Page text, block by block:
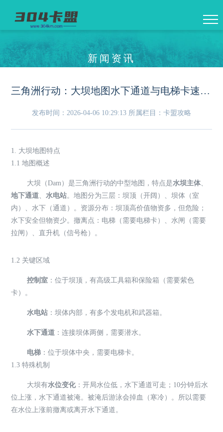
新闻资讯
三角洲行动：大坝地图水下通道与电梯卡速刷机密任务全攻略
发布时间：2026-04-06 10:29:13 所属栏目：卡盟攻略
1. 大坝地图特点
1.1 地图概述
大坝（Dam）是三角洲行动的中型地图，特点是水坝主体、
地下通道、水电站。地图分为三层：坝顶（开阔）、坝体（室
内）、水下（通道）。资源分布：坝顶高价值物资多，但危险；
水下安全但物资少。撤离点：电梯（需要电梯卡）、水闸（需要
拉闸）、直升机（信号枪）。
1.2 关键区域
控制室 ：位于坝顶，有高级工具箱和保险箱（需要紫色
卡）。
水电站 ：坝体内部，有多个发电机和武器箱。
水下通道 ：连接坝体两侧，需要潜水。
电梯 ：位于坝体中央，需要电梯卡。
1.3 特殊机制
大坝有水位变化：开局水位低，水下通道可走；10分钟后水
位上涨，水下通道被淹。被淹后游泳会掉血（寒冷）。所以需要
在水位上涨前撤离或离开水下通道。